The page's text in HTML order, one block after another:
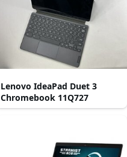
Lenovo IdeaPad Duet 3
Chromebook 11Q727